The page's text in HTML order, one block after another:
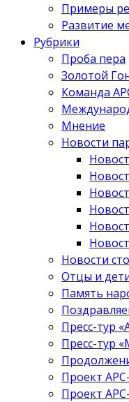
Примеры
Развитие
Рубрики
Проба пера
Золотой
Команда
Мнение
Новости
Новости
Отцы и
Память
Пресс-тур
Пресс-тур
Проект
Проект